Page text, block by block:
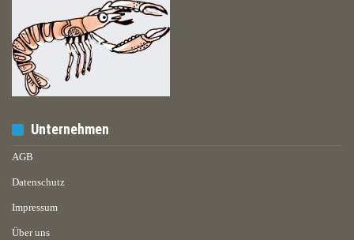
Unternehmen
AGB
Datenschutz
Impressum
Über uns